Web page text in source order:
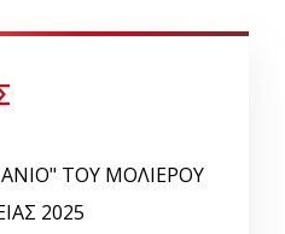
ΤΟΥ ΜΟΛΙΕΡΟΥ
2025